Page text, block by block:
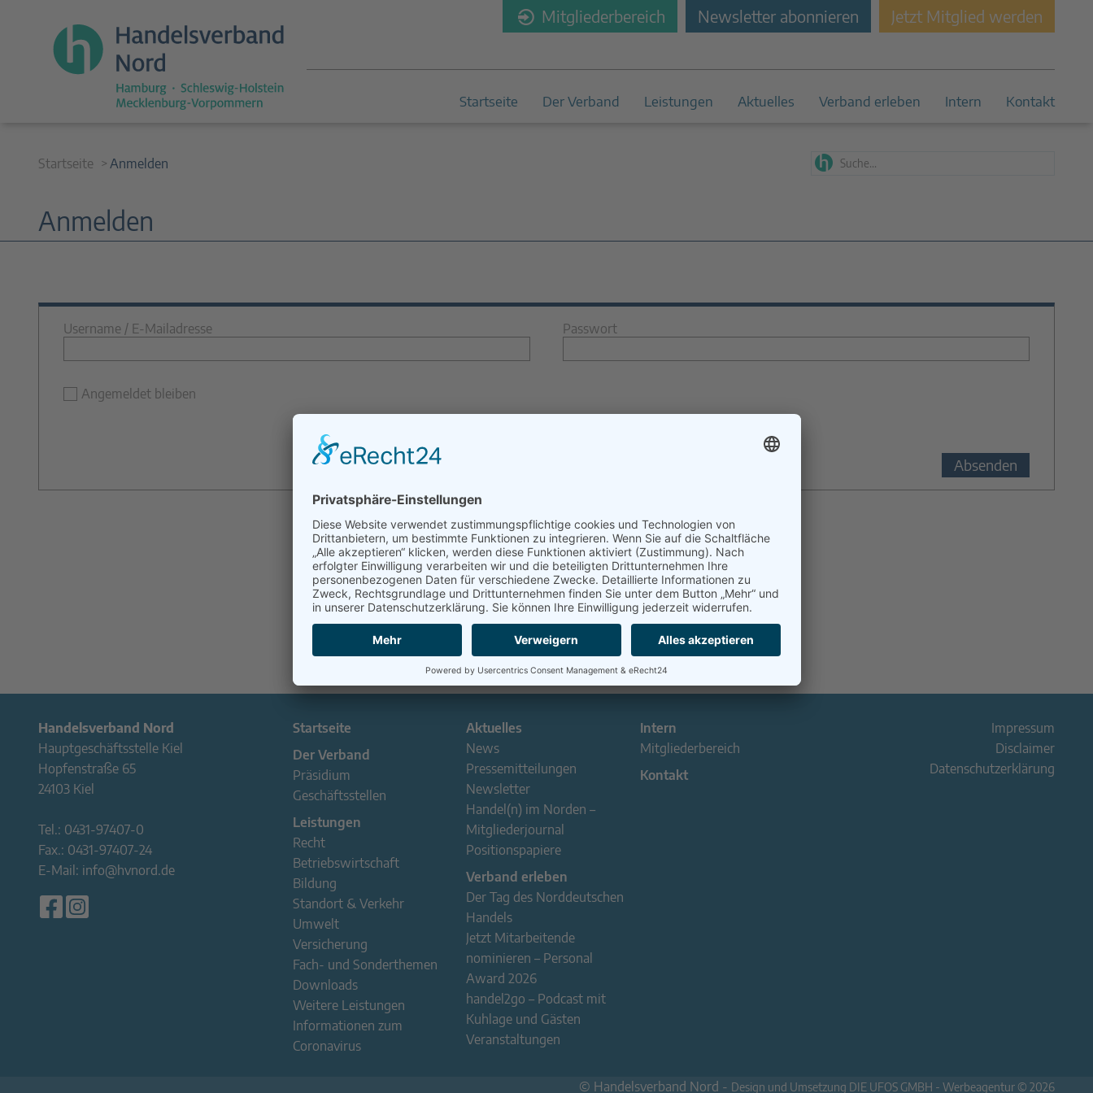
Mitgliederbereich Newsletter abonnieren Jetzt Mitglied werden
Startseite Der Verband Leistungen Aktuelles Verband erleben Intern Kontakt
Startseite Anmelden
Anmelden
Username / E-Mailadresse Passwort
Angemeldet bleiben
Handelsverband Nord
Hauptgeschäftsstelle Kiel
Hopfenstraße 65
24103 Kiel
Tel.: 0431-97407-0
Fax.: 0431-97407-24
E-Mail: info@hvnord.de
Startseite
Der Verband
Präsidium
Geschäftsstellen
Leistungen
Recht
Betriebswirtschaft
Bildung
Standort & Verkehr
Umwelt
Versicherung
Fach- und Sonderthemen
Downloads
Weitere Leistungen
Informationen zum
Coronavirus
Aktuelles
News
Pressemitteilungen
Newsletter
Handel(n) im Norden –
Mitgliederjournal
Positionspapiere
Verband erleben
Der Tag des Norddeutschen
Handels
Jetzt Mitarbeitende
nominieren – Personal
Award 2026
handel2go – Podcast mit
Kuhlage und Gästen
Veranstaltungen
Intern
Mitgliederbereich
Kontakt
Impressum
Disclaimer
Datenschutzerklärung
© Handelsverband Nord - Design und Umsetzung DIE UFOS GMBH - Werbeagentur © 2026